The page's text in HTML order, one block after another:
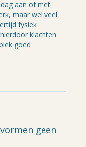
aan of met
maar wel veel
fysiek
klachten
goed
geen